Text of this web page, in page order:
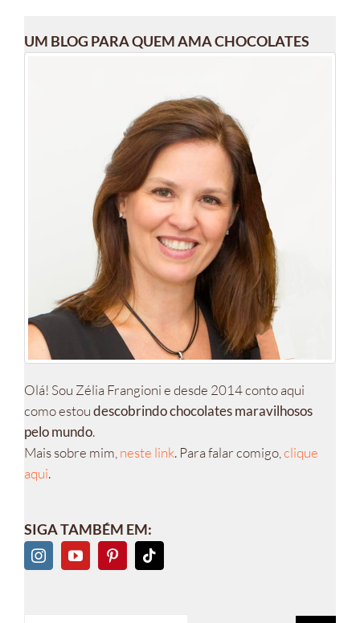
UM BLOG PARA QUEM AMA CHOCOLATES
Olá! Sou Zélia Frangioni e desde 2014 conto aqui
como estoudescobrindo chocolates maravilhosos
pelo mundo.
Mais sobre mim, neste link. Para falar comigo, clique
aqui.
SIGA TAMBÉM EM: